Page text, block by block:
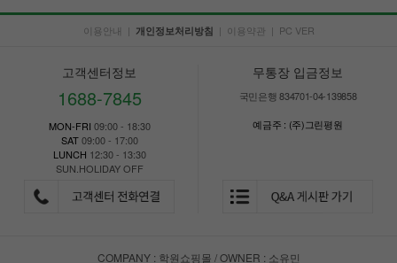
이용안내 | 개인정보처리방침 | 이용약관 | PC VER
고객센터정보
1688-7845
MON-FRI 09:00 - 18:30
SAT09:00 - 17:00
LUNCH 12:30 - 13:30
SUN.HOLIDAY OFF
무통장 입금정보
국민은행 834701-04-139858
예금주 : (주)그린평원
COMPANY : 학원쇼핑몰 / OWNER : 소유민